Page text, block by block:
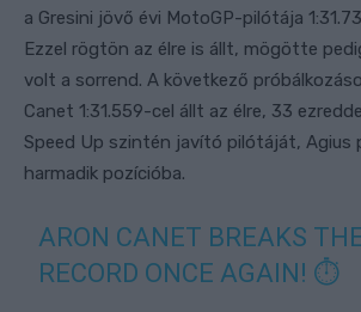
a Gresini jövő évi MotoGP-pilótája
Ezzel rögtön az élre is állt, mögötte
volt a sorrend. A következő
Canet 1:31.559-cel állt az élre, 33
Speed Up szintén javító pilótáját, Agius
harmadik pozícióba.
ARON CANET BREAKS
RECORD ONCE AGAIN! ⏱️